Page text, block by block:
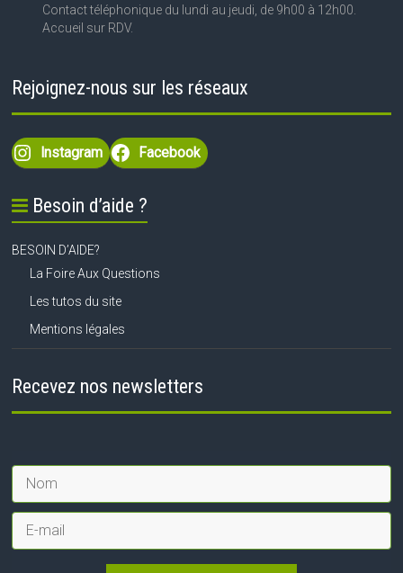
Contact téléphonique du lundi au jeudi, de 9h00 à 12h00.
Accueil sur RDV.
Rejoignez-nous sur les réseaux
Instagram Facebook
Besoin d’aide ?
BESOIN D’AIDE?
La Foire Aux Questions
Les tutos du site
Mentions légales
Recevez nos newsletters